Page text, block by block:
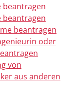
beantragen
beantragen
beantragen
oder
von
aus anderen